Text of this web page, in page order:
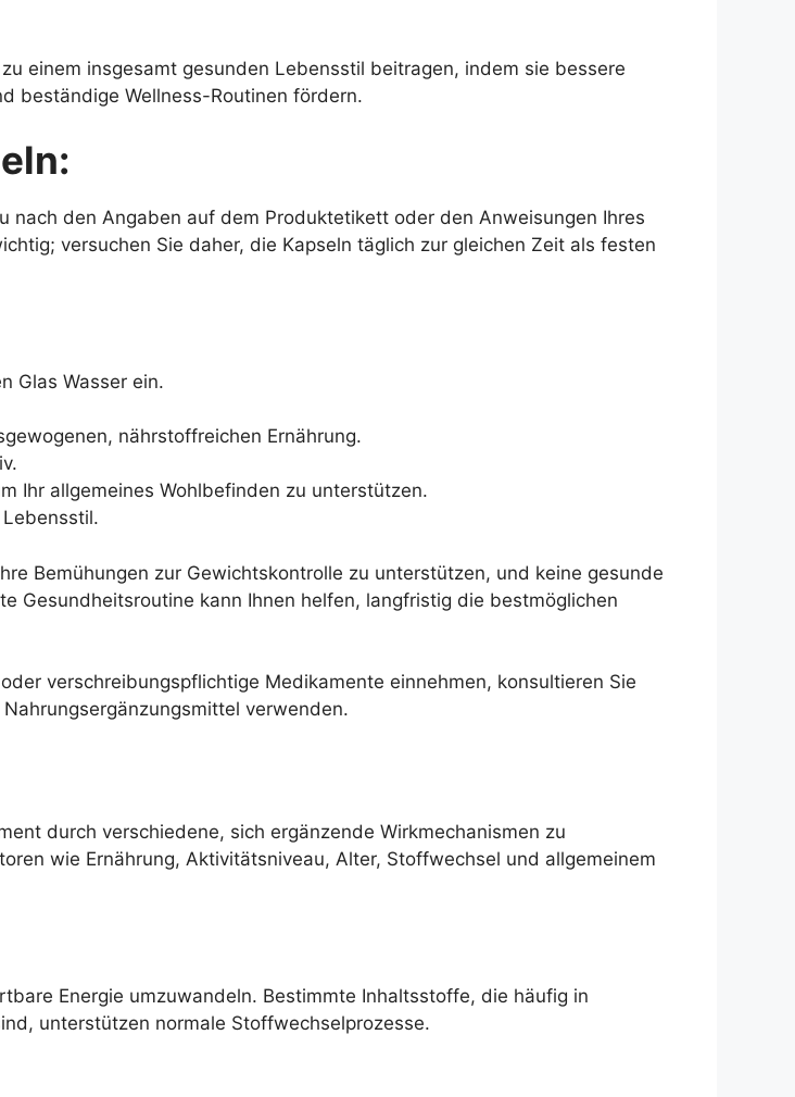
einem insgesamt gesunden Lebensstil beitragen, indem sie bessere
beständige Wellness-Routinen fördern.
nach den Angaben auf dem Produktetikett oder den Anweisungen Ihres
versuchen Sie daher, die Kapseln täglich zur gleichen Zeit als festen
Glas Wasser ein.
nährstoffreichen Ernährung.
Ihr allgemeines Wohlbefinden zu unterstützen.
Bemühungen zur Gewichtskontrolle zu unterstützen, und keine gesunde
Gesundheitsroutine kann Ihnen helfen, langfristig die bestmöglichen
verschreibungspflichtige Medikamente einnehmen, konsultieren Sie
verwenden.
durch verschiedene, sich ergänzende Wirkmechanismen zu
wie Ernährung, Aktivitätsniveau, Alter, Stoffwechsel und allgemeinem
Energie umzuwandeln. Bestimmte Inhaltsstoffe, die häufig in
unterstützen normale Stoffwechselprozesse.